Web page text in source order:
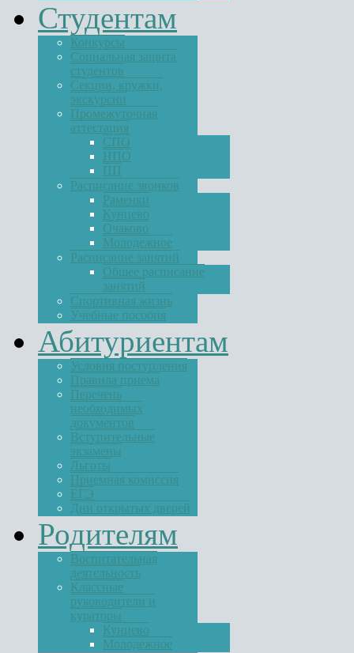
Студентам
Конкурсы
Социальная защита
студентов
Секции, кружки,
экскурсии
Промежуточная
аттестация
СПО
НПО
ПП
Расписание звонков
Раменки
Кунцево
Очаково
Молодежное
Расписание занятий
Общее расписание
занятий
Спортивная жизнь
Учебные пособия
Абитуриентам
Условия поступления
Правила приема
Перечень
необходимых
документов
Вступительные
экзамены
Льготы
Приемная комиссия
ЕГЭ
Дни открытых дверей
Родителям
Воспитательная
деятельность
Классные
руководители и
кураторы
Кунцево
Молодежное